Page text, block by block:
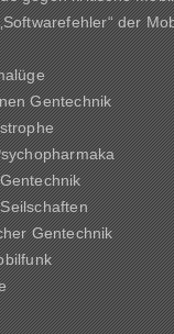
der
Gentechnik
Gentechnik